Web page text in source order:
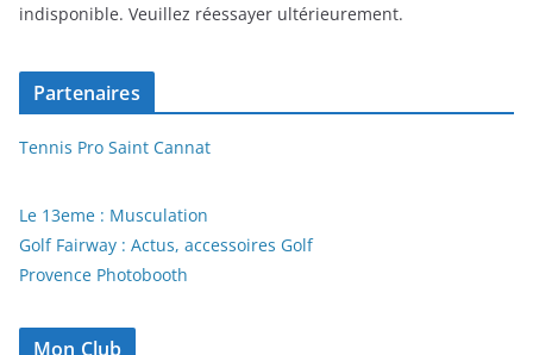
indisponible. Veuillez réessayer ultérieurement.
Partenaires
Tennis Pro Saint Cannat
Le 13eme : Musculation
Golf Fairway : Actus, accessoires Golf
Provence Photobooth
Mon Club